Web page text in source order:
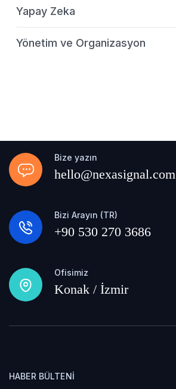
Yapay Zeka
Yönetim ve Organizasyon
Bize yazın
hello@nexasignal.com
Bizi Arayın (TR)
+90 530 270 3686
Ofisimiz
Konak / İzmir
HABER BÜLTENI